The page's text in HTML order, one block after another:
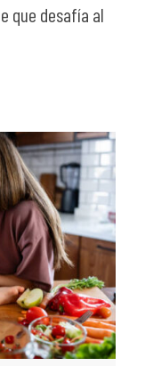
que desafía al